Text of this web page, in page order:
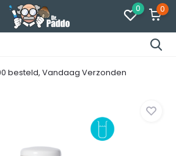
0 0
besteld, Vandaag Verzonden